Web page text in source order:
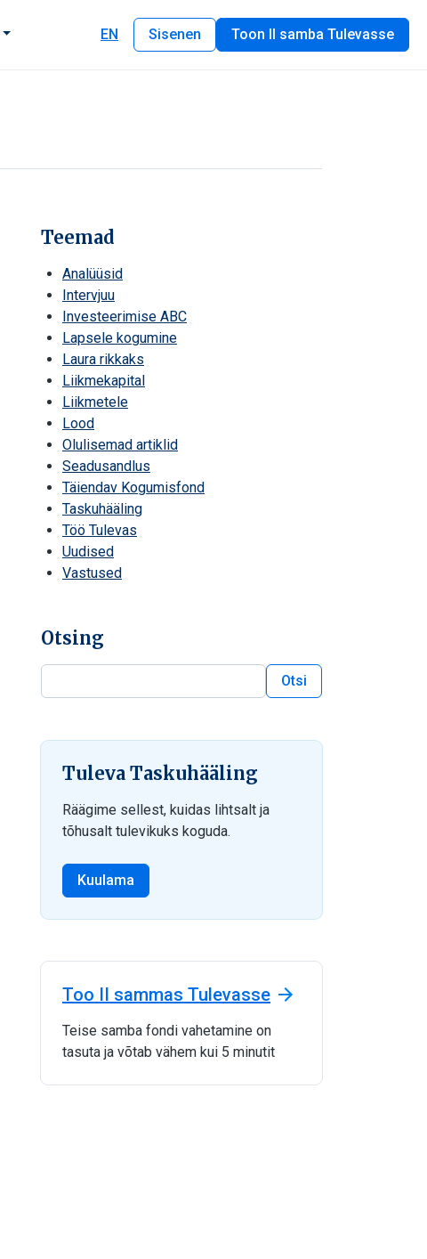
EN Sisenen Toon II samba Tulevasse
Teemad
Analüüsid
Intervjuu
Investeerimise ABC
Lapsele kogumine
Laura rikkaks
Liikmekapital
Liikmetele
Lood
Olulisemad artiklid
Seadusandlus
Täiendav Kogumisfond
Taskuhääling
Töö Tulevas
Uudised
Vastused
Otsing
Otsi
Tuleva Taskuhääling
Räägime sellest, kuidas lihtsalt ja
tõhusalt tulevikuks koguda.
Kuulama
Too II sammas Tulevasse
Teise samba fondi vahetamine on
tasuta ja võtab vähem kui 5 minutit